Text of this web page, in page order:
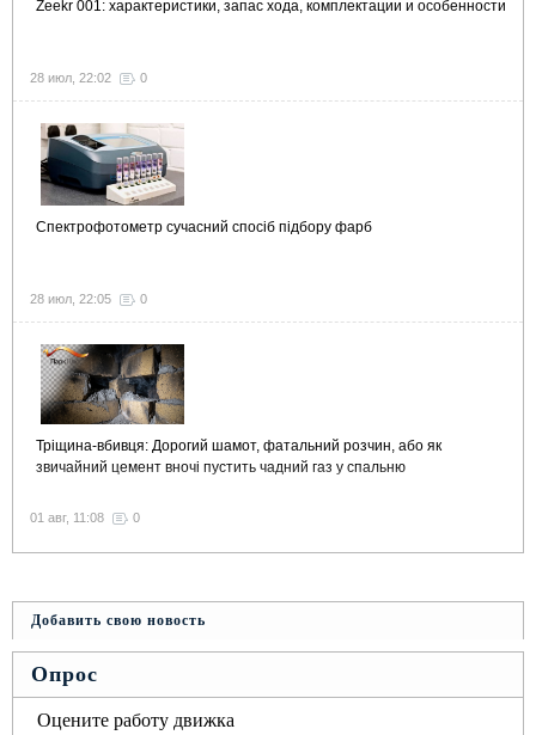
Zeekr 001: характеристики, запас хода, комплектации и особенности
28 июл, 22:02 0
Спектрофотометр сучасний спосіб підбору фарб
28 июл, 22:05 0
Тріщина-вбивця: Дорогий шамот, фатальний розчин, або як
звичайний цемент вночі пустить чадний газ у спальню
01 авг, 11:08 0
Добавить свою новость
Опрос
Оцените работу движка